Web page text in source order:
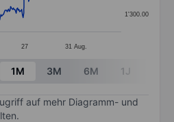
displaying values. Data
27 31 Aug.
1'300.00
1M 3M 6M 1J
auf mehr Diagramm- und